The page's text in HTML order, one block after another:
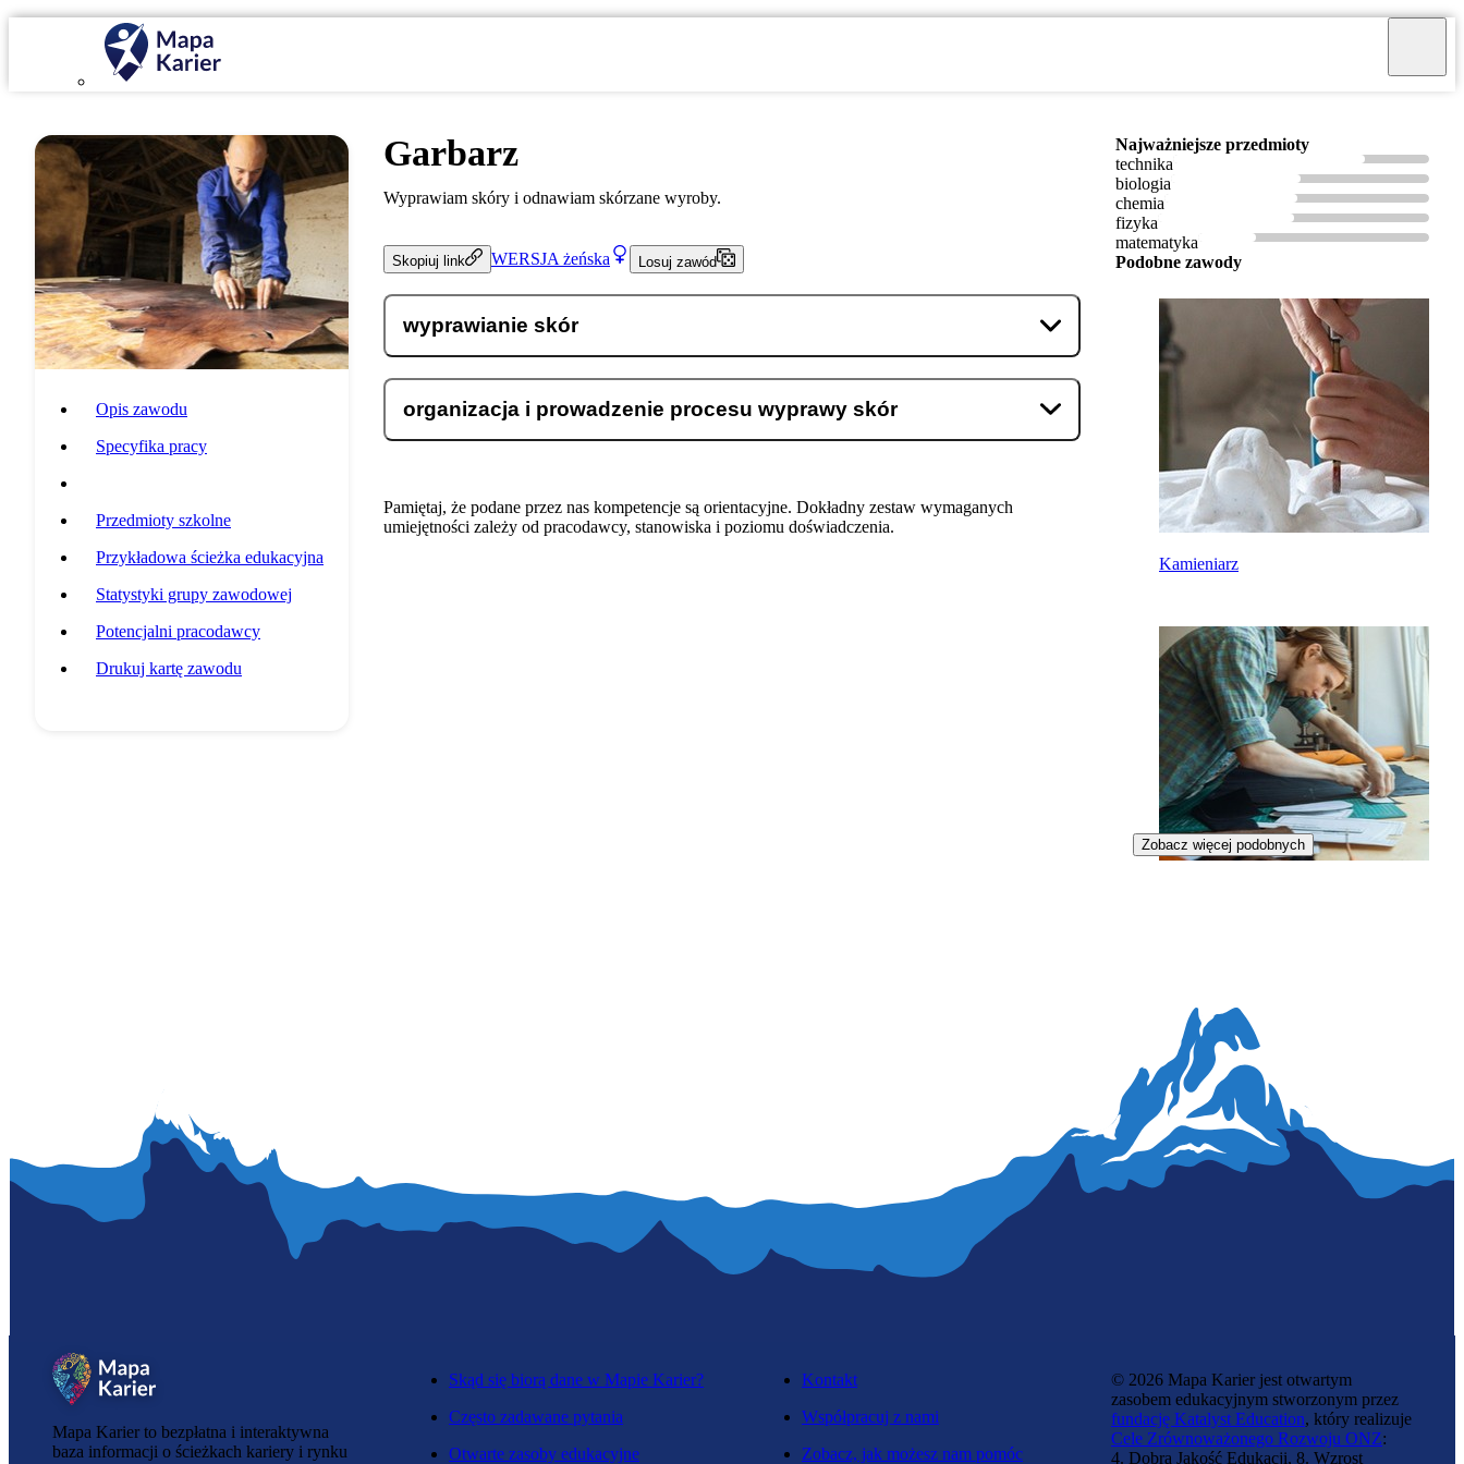
Opis zawodu
Specyfika pracy
Przedmioty szkolne
Przykładowa ścieżka edukacyjna
Statystyki grupy zawodowej
Potencjalni pracodawcy
Drukuj kartę zawodu
Garbarz
Wyprawiam skóry i odnawiam skórzane wyroby.
Skopiuj link WERSJA żeńska Losuj zawód
wyprawianie skór
organizacja i prowadzenie procesu wyprawy skór
Pamiętaj, że podane przez nas kompetencje są orientacyjne. Dokładny zestaw wymaganych
umiejętności zależy od pracodawcy, stanowiska i poziomu doświadczenia.
Najważniejsze przedmioty
technika
biologia
chemia
fizyka
matematyka
Podobne zawody
Kamieniarz
Zobacz więcej podobnych
Mapa Karier to bezpłatna i interaktywna
baza informacji o ścieżkach kariery i rynku
Skąd się biorą dane w Mapie Karier?
Często zadawane pytania
Otwarte zasoby edukacyjne
Kontakt
Współpracuj z nami
Zobacz, jak możesz nam pomóc
© 2026 Mapa Karier jest otwartym
zasobem edukacyjnym stworzonym przez
fundację Katalyst Education, który realizuje
Cele Zrównoważonego Rozwoju ONZ:
4. Dobra Jakość Edukacji, 8. Wzrost